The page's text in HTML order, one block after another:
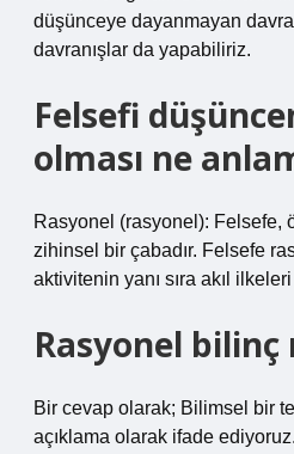
düşünceye dayanmayan
davranışlar da yapabiliriz.
Felsefi
olması ne
Rasyonel (rasyonel): Felsefe,
zihinsel bir çabadır. Felsefe
aktivitenin yanı sıra akıl
Rasyonel bilinç
Bir cevap olarak; Bilimsel bir
açıklama olarak ifade